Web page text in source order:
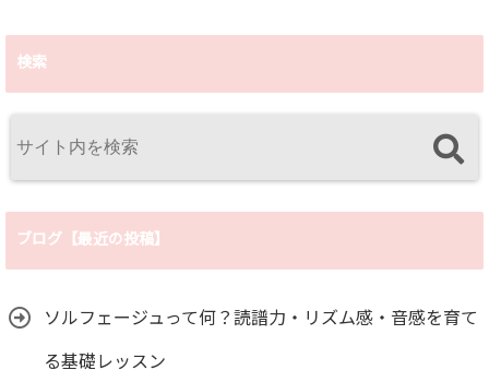
検索
ブログ【最近の投稿】
ソルフェージュって何？読譜力・リズム感・音感を育て
る基礎レッスン